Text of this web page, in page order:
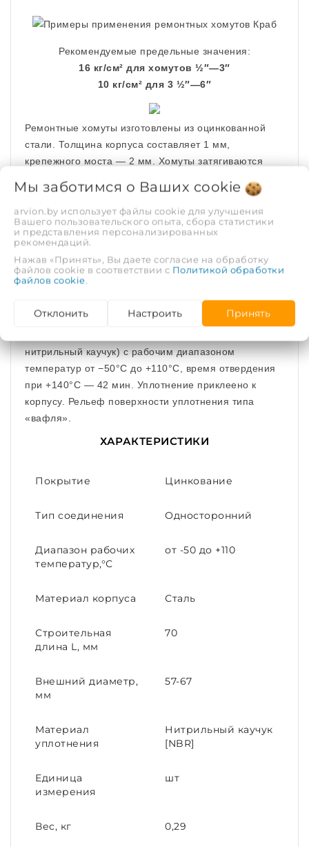
Рекомендуемые предельные значения:
16 кг/см² для хомутов ½″—3″
10 кг/см² для 3 ½″—6″
Ремонтные хомуты изготовлены из оцинкованной
стали. Толщина корпуса составляет 1 мм,
крепежного моста — 2 мм. Хомуты затягиваются
элементы оцинкованы.
Толщина уплотнительного слоя составляет 3 мм для
—6″.
нитрильный каучук) с рабочим диапазоном
температур от −50°С до +110°С, время отвердения
при +140°С — 42 мин. Уплотнение приклеено к
корпусу. Рельеф поверхности уплотнения типа
«вафля».
ХАРАКТЕРИСТИКИ
Покрытие Цинкование
Тип соединения Односторонний
Диапазон рабочих
температур,°С
от -50 до +110
Материал корпуса Сталь
Строительная
длина L, мм
70
Внешний диаметр,
мм
57-67
Материал
уплотнения
Нитрильный каучук
[NBR]
Единица
измерения
шт
Вес, кг 0,29
Мы заботимся о Ваших cookie
arvion.by использует файлы cookie для улучшения
Вашего пользовательского опыта, сбора статистики
и представления персонализированных
рекомендаций.
Нажав «Принять», Вы даете согласие на обработку
файлов cookie в соответствии с Политикой обработки
файлов cookie.
Отклонить Настроить Принять